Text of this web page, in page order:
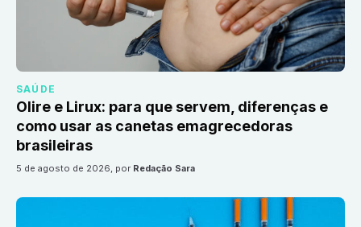
SAÚDE
Olire e Lirux: para que servem, diferenças e
como usar as canetas emagrecedoras
brasileiras
5 de agosto de 2026, por Redação Sara